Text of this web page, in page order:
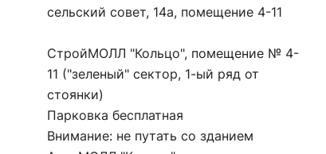
сельский совет, 14а, помещение 4-11
СтройМОЛЛ "Кольцо", помещение № 4-
11 ("зеленый" сектор, 1-ый ряд от
стоянки)
Парковка бесплатная
Внимание: не путать со зданием